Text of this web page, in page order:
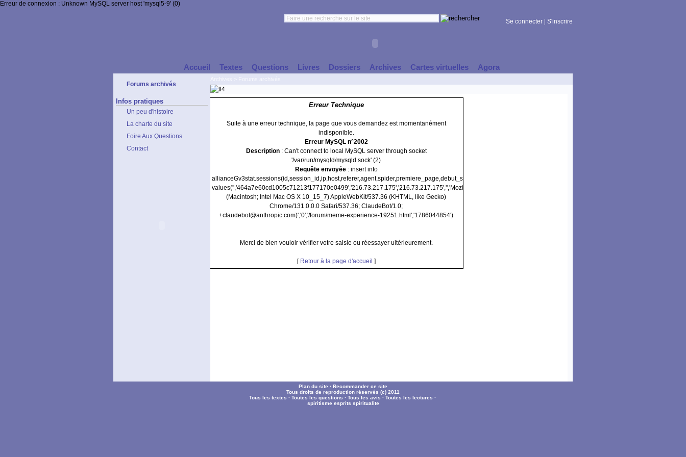
Erreur de connexion : Unknown MySQL server host 'mysql5-9' (0)
Se connecter S'inscrire
Accueil Textes Questions Livres Dossiers Archives Cartes virtuelles Agora
Forums archivés
Infos pratiques
Un peu d'histoire
La charte du site
Foire Aux Questions
Contact
Erreur Technique
Suite à une erreur technique, la page que vous demandez est momentanément
indisponible.
Erreur MySQL n°2002
Description: Can't connect to local MySQL server through socket
'/var/run/mysqld/mysqld.sock' (2)
Requête envoyée: insert into
allianceGv3stat.sessions(id,session_id,ip,host,referer,agent,spider,premiere_page,debut_session)
values('','464a7e60cd1005c71213f177170e0499','216.73.217.175','216.73.217.175','','Mozilla/5.0
(Macintosh; Intel Mac OS X 10_15_7) AppleWebKit/537.36 (KHTML, like Gecko)
Chrome/131.0.0.0 Safari/537.36; ClaudeBot/1.0;
+claudebot@anthropic.com)','0','/forum/meme-experience-19251.html','1786044854')
Merci de bien vouloir vérifier votre saisie ou réessayer ultérieurement.
[ Retour à la page d'accueil ]
Plan du site · Recommander ce site
Tous droits de reproduction réservés (c) 2011
Tous les textes · Toutes les questions · Tous les avis · Toutes les lectures ·
spiritisme esprits spiritualite